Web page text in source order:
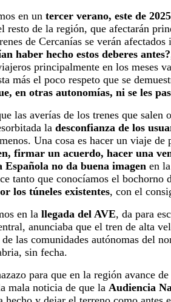
en un tercer verano, este de
resto de la región, que afectarán
de Cercanías se verán
haber hecho estos deberes antes?
principalmente en los meses
más el poco respeto que se
en otras autonomías, ni se les
las averías de los trenes que
la desconfianza de los
Una cosa es hacer un viaje de
firmar un acuerdo, hacer una
no da buena imagen en
tanto que conocíamos el bochorno
los túneles existentes, con el
en la llegada del AVE, da para
anunciaba que el tren de alta
las comunidades autónomas del
sin fecha.
para que en la región avance
mala noticia de que la Audiencia